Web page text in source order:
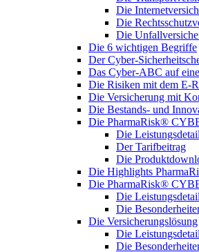
Die
Die
Die
Die 6 wichtigen Begriffe
Der Cyber-
Das Cyber-ABC auf
Die Risiken mit dem E-
Die Versicherung mit
Die Bestands- und
Die PharmaRisk®
Die
Der Tarifbeitrag
Die
Die Highlights
Die PharmaRisk®
Die
Die
Die Versicherungslösung
Die
Die